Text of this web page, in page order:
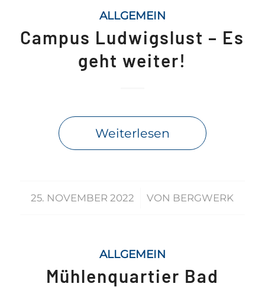
ALLGEMEIN
Campus Ludwigslust – Es
geht weiter!
Weiterlesen
25. NOVEMBER 2022
/ VON BERGWERK
ALLGEMEIN
Mühlenquartier Bad